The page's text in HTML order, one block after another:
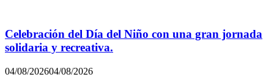
Celebración del Día del Niño con una gran jornada
solidaria y recreativa.
04/08/202604/08/2026